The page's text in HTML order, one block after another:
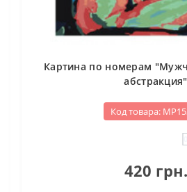
Картина по номерам
абстракция"
Код товара:
420 грн.